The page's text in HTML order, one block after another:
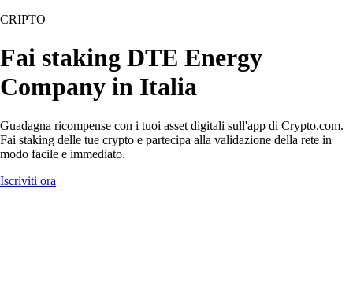
CRIPTO
Fai staking DTE Energy
Company in Italia
Guadagna ricompense con i tuoi asset digitali sull'app di Crypto.com.
Fai staking delle tue crypto e partecipa alla validazione della rete in
modo facile e immediato.
Iscriviti ora